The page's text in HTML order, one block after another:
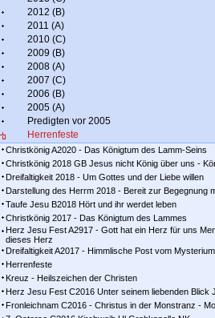
2012 (B)
2011 (A)
2010 (C)
2009 (B)
2008 (A)
2007 (C)
2006 (B)
2005 (A)
Predigten vor 2005
Herrenfeste
Christkönig A2020 - Das Königtum des Lamm-Seins
Christkönig 2018 GB Jesus nicht König über uns -
Dreifaltigkeit 2018 - Um Gottes und der Liebe willen
Darstellung des Herrm 2018 - Bereit zur Begegnung
Taufe Jesu B2018 Hört und ihr werdet leben
Christkönig 2017 - Das Königtum des Lammes
Herz Jesu Fest A2917 - Gott hat ein Herz für uns
dieses Herz
Dreifaltigkeit A2017 - Himmlische Post vom
Herrenfeste
Kreuz - Heilszeichen der Christen
Herz Jesu Fest C2016 Unter seinem liebenden Blick
Fronleichnam C2016 - Christus in der Monstranz -